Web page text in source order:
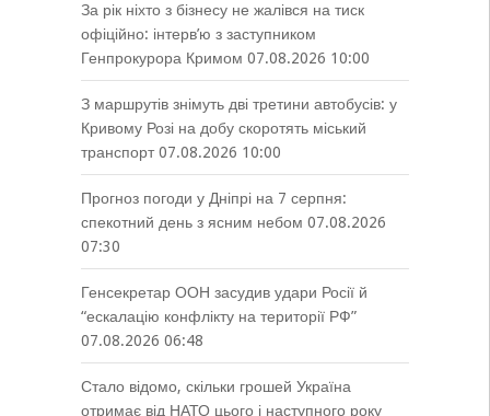
За рік ніхто з бізнесу не жалівся на тиск
офіційно: інтерв’ю з заступником
Генпрокурора Кримом 07.08.2026 10:00
З маршрутів знімуть дві третини автобусів: у
Кривому Розі на добу скоротять міський
транспорт 07.08.2026 10:00
Прогноз погоди у Дніпрі на 7 серпня:
спекотний день з ясним небом 07.08.2026
07:30
Генсекретар ООН засудив удари Росії й
“ескалацію конфлікту на території РФ”
07.08.2026 06:48
Стало відомо, скільки грошей Україна
отримає від НАТО цього і наступного року